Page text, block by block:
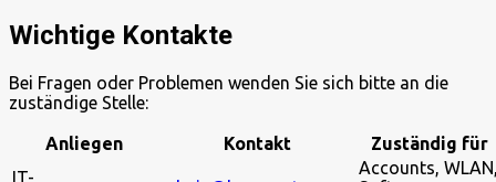
Wichtige Kontakte
Bei Fragen oder Problemen wenden Sie sich bitte an die
zuständige Stelle:
Anliegen Kontakt
Zuständig für
IT-
Accounts,